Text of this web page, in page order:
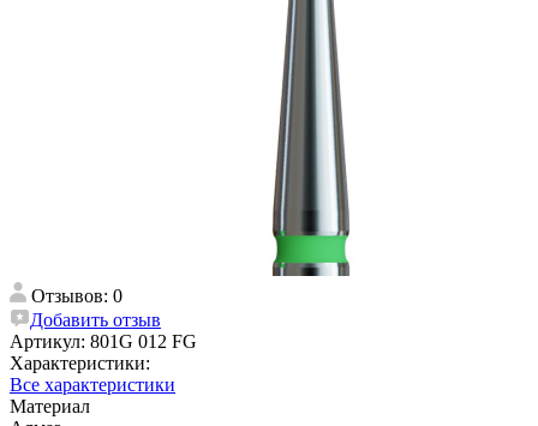
Отзывов: 0
Добавить отзыв
Артикул: 801G 012 FG
Характеристики:
Все характеристики
Материал